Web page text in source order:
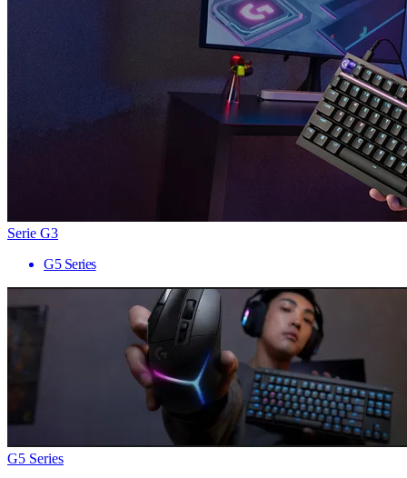
Serie G3
G5 Series
G5 Series